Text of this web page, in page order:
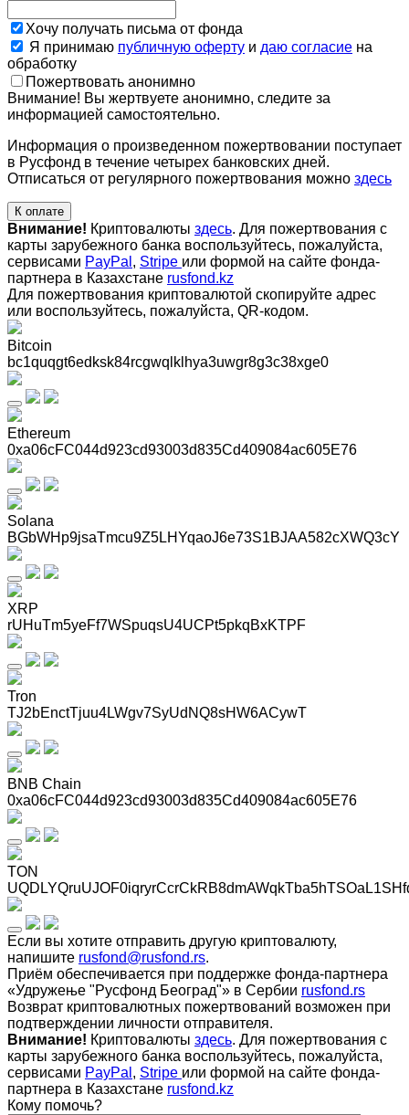
Хочу получать письма от фонда
Я принимаю публичную оферту и даю согласие на
обработку
Пожертвовать анонимно
Внимание! Вы жертвуете анонимно, следите за
информацией самостоятельно.
Информация о произведенном пожертвовании поступает
в Русфонд в течение четырех банковских дней.
Отписаться от регулярного пожертвования можно здесь
К оплате
Внимание! Криптовалюты здесь. Для пожертвования с
карты зарубежного банка воспользуйтесь, пожалуйста,
сервисами PayPal , Stripe или формой на сайте фонда-
партнера в Казахстане rusfond.kz
Для пожертвования криптовалютой скопируйте адрес
или воспользуйтесь, пожалуйста, QR-кодом.
Bitcoin
bc1quqgt6edksk84rcgwqlklhya3uwgr8g3c38xge0
Ethereum
0xa06cFC044d923cd93003d835Cd409084ac605E76
Solana
BGbWHp9jsaTmcu9Z5LHYqaoJ6e73S1BJAA582cXWQ3cY
XRP
rUHuTm5yeFf7WSpuqsU4UCPt5pkqBxKTPF
Tron
TJ2bEnctTjuu4LWgv7SyUdNQ8sHW6ACywT
BNB Chain
0xa06cFC044d923cd93003d835Cd409084ac605E76
TON
Если вы хотите отправить другую криптовалюту,
напишите rusfond@rusfond.rs.
Приём обеспечивается при поддержке фонда-партнера
«Удружење "Русфонд Београд"» в Сербии rusfond.rs
Возврат криптовалютных пожертвований возможен при
подтверждении личности отправителя.
Внимание! Криптовалюты здесь. Для пожертвования с
карты зарубежного банка воспользуйтесь, пожалуйста,
сервисами PayPal , Stripe или формой на сайте фонда-
партнера в Казахстане rusfond.kz
Кому помочь?